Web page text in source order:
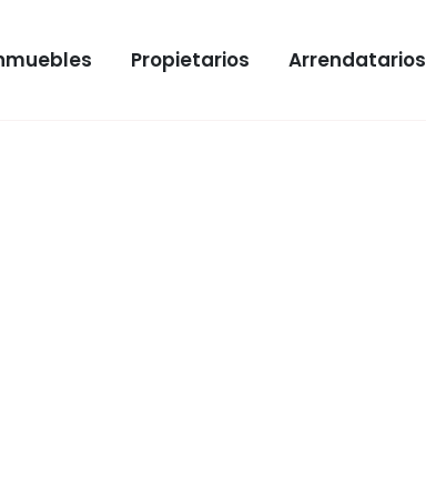
Propietarios Arrendatarios